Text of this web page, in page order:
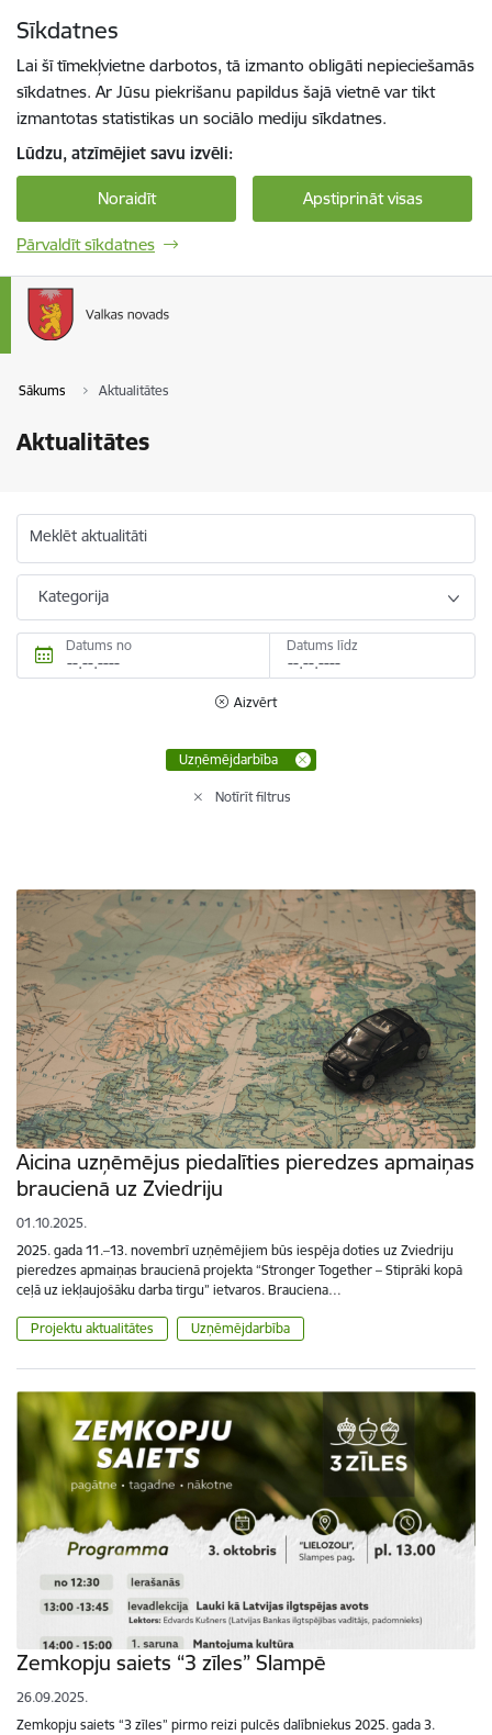
Sīkdatnes
Lai šī tīmekļvietne darbotos, tā izmanto obligāti nepieciešamās
sīkdatnes. Ar Jūsu piekrišanu papildus šajā vietnē var tikt
izmantotas statistikas un sociālo mediju sīkdatnes.
Lūdzu, atzīmējiet savu izvēli:
Noraidīt Apstiprināt visas
Pārvaldīt sīkdatnes
Sākums Aktualitātes
Aktualitātes
Meklēt aktualitāti
Kategorija
Datums no Datums līdz
Aizvērt
Uzņēmējdarbība
Notīrīt filtrus
Aicina uzņēmējus piedalīties pieredzes apmaiņas
braucienā uz Zviedriju
01.10.2025.
2025. gada 11.–13. novembrī uzņēmējiem būs iespēja doties uz Zviedriju
pieredzes apmaiņas braucienā projekta “Stronger Together – Stiprāki kopā
ceļā uz iekļaujošāku darba tirgu” ietvaros. Brauciena…
Projektu aktualitātes Uzņēmējdarbība
Zemkopju saiets “3 zīles” Slampē
26.09.2025.
Zemkopju saiets “3 zīles” pirmo reizi pulcēs dalībniekus 2025. gada 3.